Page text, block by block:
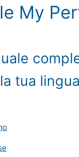
My
tua